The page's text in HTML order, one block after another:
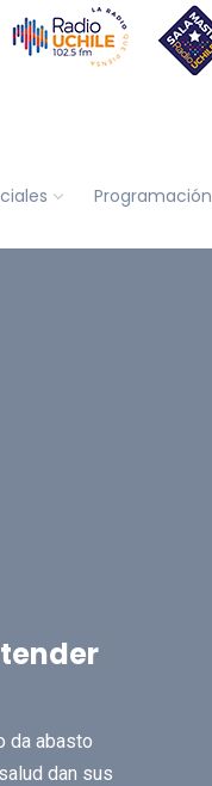
Programación
da abasto
dan sus